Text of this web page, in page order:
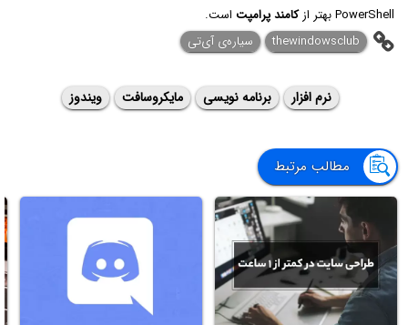
PowerShell بهتر از
کامند پرامپت است.
thewindowsclub
سیاره‌ی ‌آی‌تی
نرم افزار برنامه نویسی مایکروسافت ویندوز
مطالب مرتبط